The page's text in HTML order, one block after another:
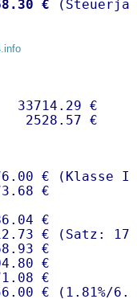
€
€
€ (Klasse I)
€
€
€ (Satz:
€
€
€
€ ( 1.81%/